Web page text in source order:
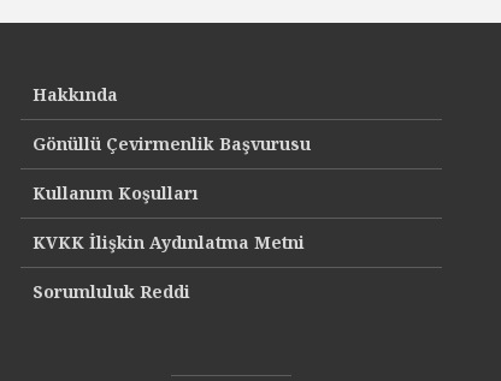
Hakkında
Gönüllü Çevirmenlik Başvurusu
Kullanım Koşulları
KVKK İlişkin Aydınlatma Metni
Sorumluluk Reddi